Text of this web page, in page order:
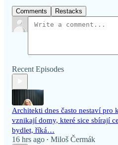
Comments Restacks
Recent Episodes
Architekti dnes často nestaví pro
vznikají domy, které sice sbírají
bydlet, říká…
16 hrs ago • Miloš Čermák